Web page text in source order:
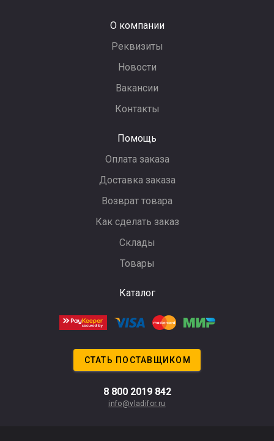
О компании
Реквизиты
Новости
Вакансии
Контакты
Помощь
Оплата заказа
Доставка заказа
Возврат товара
Как сделать заказ
Склады
Товары
Каталог
СТАТЬ ПОСТАВЩИКОМ
8 800 2019 842
info@vladifor.ru